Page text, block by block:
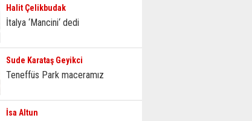
Halit Çelikbudak
İtalya ‘Mancini‘ dedi
Sude Karataş Geyikci
Teneffüs Park maceramız
İsa Altun